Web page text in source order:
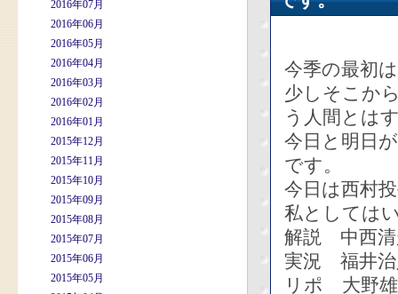
2016年07月
2016年06月
2016年05月
2016年04月
2016年03月
2016年02月
2016年01月
2015年12月
2015年11月
2015年10月
2015年09月
2015年08月
2015年07月
2015年06月
2015年05月
今季の最初
少しそこか
う人間とは
今日と明日
です。
今日は西村
私としては
解説 中西清
実況 福井治
リポ 大野